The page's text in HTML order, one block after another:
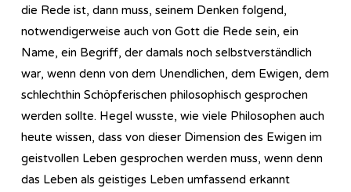
die Rede ist, dann muss, seinem Denken folgend,
notwendigerweise auch von Gott die Rede sein, ein
Name, ein Begriff, der damals noch selbstverständlich
war, wenn denn von dem Unendlichen, dem Ewigen, dem
schlechthin Schöpferischen philosophisch gesprochen
werden sollte. Hegel wusste, wie viele Philosophen auch
heute wissen, dass von dieser Dimension des Ewigen im
geistvollen Leben gesprochen werden muss, wenn denn
das Leben als geistiges Leben umfassend erkannt